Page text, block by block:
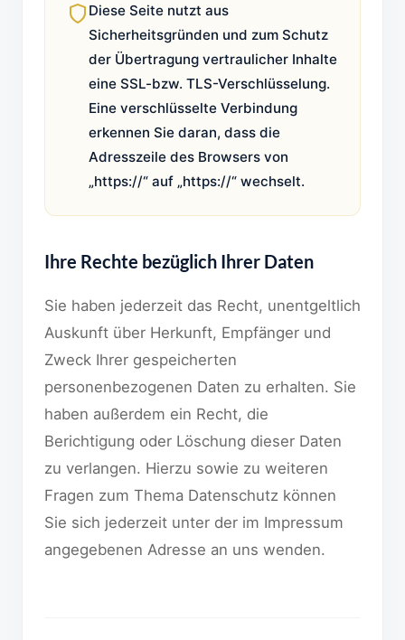
Diese Seite nutzt aus
Sicherheitsgründen und zum Schutz
der Übertragung vertraulicher Inhalte
eine SSL-bzw. TLS-Verschlüsselung.
Eine verschlüsselte Verbindung
erkennen Sie daran, dass die
Adresszeile des Browsers von
„https://“ auf „https://“ wechselt.
Ihre Rechte bezüglich Ihrer Daten
Sie haben jederzeit das Recht, unentgeltlich
Auskunft über Herkunft, Empfänger und
Zweck Ihrer gespeicherten
personenbezogenen Daten zu erhalten. Sie
haben außerdem ein Recht, die
Berichtigung oder Löschung dieser Daten
zu verlangen. Hierzu sowie zu weiteren
Fragen zum Thema Datenschutz können
Sie sich jederzeit unter der im Impressum
angegebenen Adresse an uns wenden.